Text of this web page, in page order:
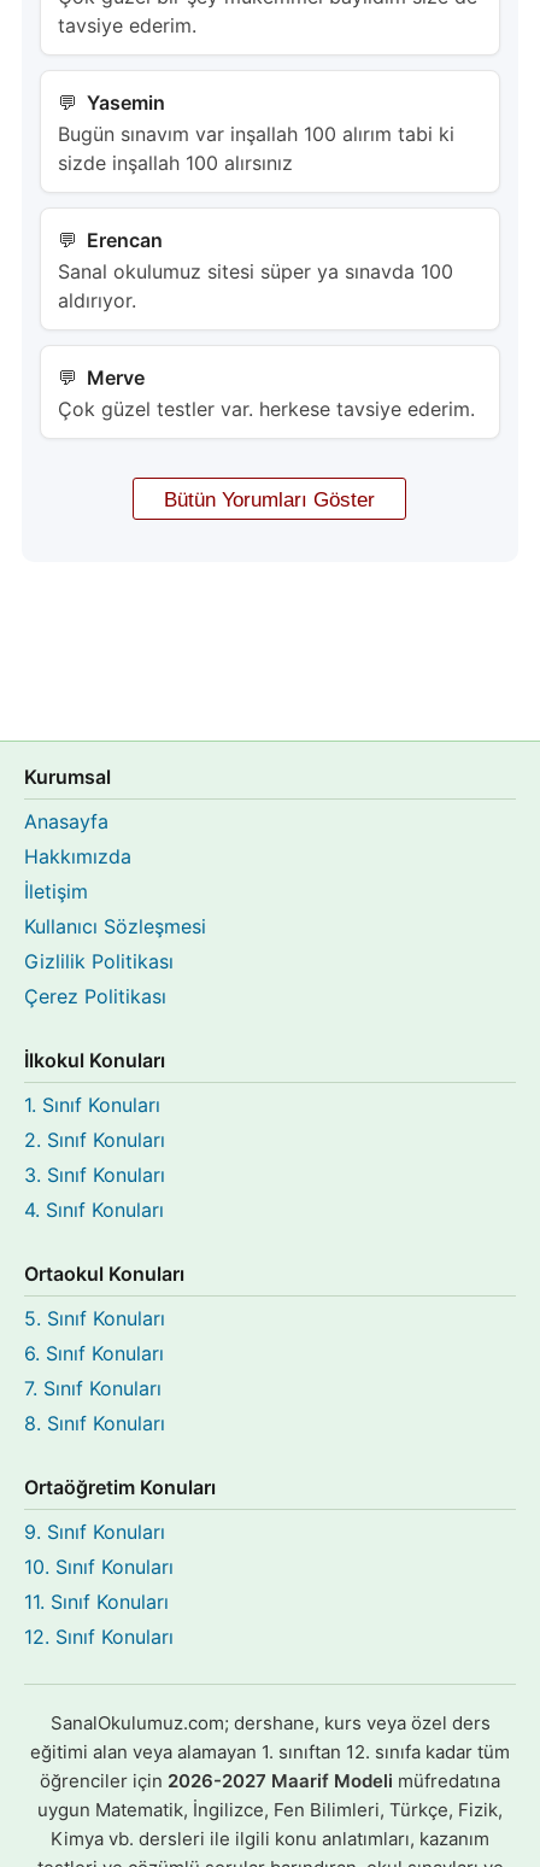
tavsiye ederim.
Yasemin
Bugün sınavım var inşallah 100 alırım tabi ki
sizde inşallah 100 alırsınız
Erencan
Sanal okulumuz sitesi süper ya sınavda 100
aldırıyor.
Merve
Çok güzel testler var. herkese tavsiye ederim.
Kurumsal
Anasayfa
Hakkımızda
İletişim
Kullanıcı Sözleşmesi
Gizlilik Politikası
Çerez Politikası
İlkokul Konuları
1. Sınıf Konuları
2. Sınıf Konuları
3. Sınıf Konuları
4. Sınıf Konuları
Ortaokul Konuları
5. Sınıf Konuları
6. Sınıf Konuları
7. Sınıf Konuları
8. Sınıf Konuları
Ortaöğretim Konuları
9. Sınıf Konuları
10. Sınıf Konuları
11. Sınıf Konuları
12. Sınıf Konuları
SanalOkulumuz.com; dershane, kurs veya özel ders
eğitimi alan veya alamayan 1. sınıftan 12. sınıfa kadar tüm
öğrenciler için 2026-2027 Maarif Modeli müfredatına
uygun Matematik, İngilizce, Fen Bilimleri, Türkçe, Fizik,
Kimya vb. dersleri ile ilgili konu anlatımları, kazanım